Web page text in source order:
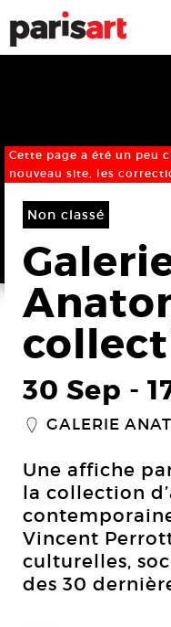
Cette page a été un peu
nouveau site, les
Non classé
30 Sep -
_ GALERIE
Une affiche
la collection
Vincent
culturelles,
des 30